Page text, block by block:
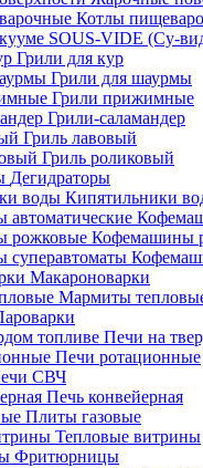
Котлы
Грили для кур
Грили для шаурмы
Грили прижимные
Грили-саламандер
Гриль лавовый
Гриль роликовый
Дегидраторы
Кипятильники
Кофемашины
Макароноварки
Мармиты
Печи на
Печи ротационные
СВЧ
Печь конвейерная
Плиты газовые
Тепловые витрины
Фритюрницы